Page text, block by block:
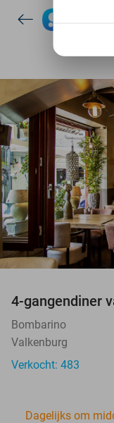
4-gangendiner
Bombarino
Valkenburg
Verkocht: 483
Dagelijks om